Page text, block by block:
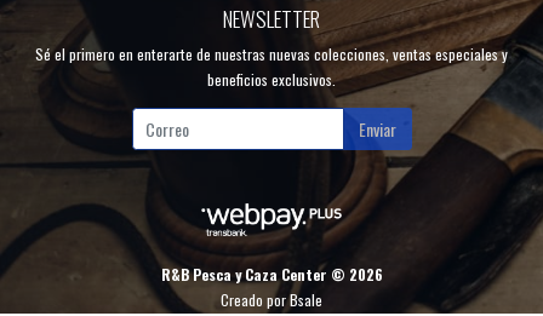
NEWSLETTER
Sé el primero en enterarte de nuestras nuevas colecciones, ventas especiales y
beneficios exclusivos.
Enviar
R&B Pesca y Caza Center © 2026
Creado porBsale